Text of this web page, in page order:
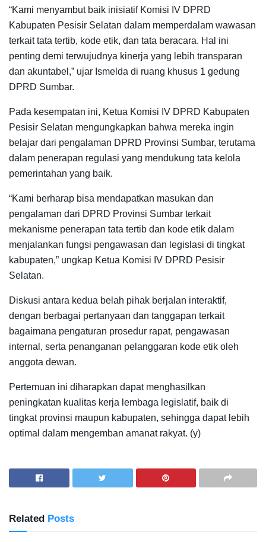
“Kami menyambut baik inisiatif Komisi IV DPRD
Kabupaten Pesisir Selatan dalam memperdalam wawasan
terkait tata tertib, kode etik, dan tata beracara. Hal ini
penting demi terwujudnya kinerja yang lebih transparan
dan akuntabel,” ujar Ismelda di ruang khusus 1 gedung
DPRD Sumbar.
Pada kesempatan ini, Ketua Komisi IV DPRD Kabupaten
Pesisir Selatan mengungkapkan bahwa mereka ingin
belajar dari pengalaman DPRD Provinsi Sumbar, terutama
dalam penerapan regulasi yang mendukung tata kelola
pemerintahan yang baik.
“Kami berharap bisa mendapatkan masukan dan
pengalaman dari DPRD Provinsi Sumbar terkait
mekanisme penerapan tata tertib dan kode etik dalam
menjalankan fungsi pengawasan dan legislasi di tingkat
kabupaten,” ungkap Ketua Komisi IV DPRD Pesisir
Selatan.
Diskusi antara kedua belah pihak berjalan interaktif,
dengan berbagai pertanyaan dan tanggapan terkait
bagaimana pengaturan prosedur rapat, pengawasan
internal, serta penanganan pelanggaran kode etik oleh
anggota dewan.
Pertemuan ini diharapkan dapat menghasilkan
peningkatan kualitas kerja lembaga legislatif, baik di
tingkat provinsi maupun kabupaten, sehingga dapat lebih
optimal dalam mengemban amanat rakyat. (y)
Related Posts